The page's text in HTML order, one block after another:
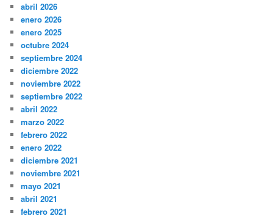
abril 2026
enero 2026
enero 2025
octubre 2024
septiembre 2024
diciembre 2022
noviembre 2022
septiembre 2022
abril 2022
marzo 2022
febrero 2022
enero 2022
diciembre 2021
noviembre 2021
mayo 2021
abril 2021
febrero 2021